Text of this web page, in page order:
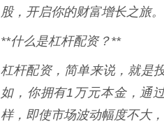
股，开启你的财富增长之旅。
**什么是杠杆配资？**
杠杆配资，简单来说，就是
如，你拥有1万元本金，通
样，即使市场波动幅度不大